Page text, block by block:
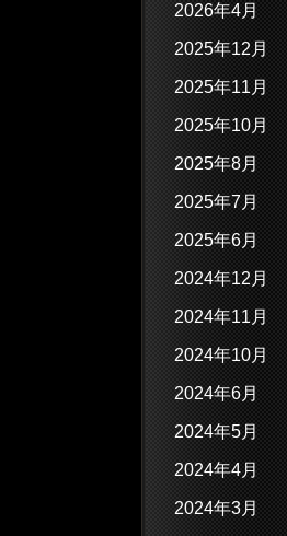
2026年4月
2025年12月
2025年11月
2025年10月
2025年8月
2025年7月
2025年6月
2024年12月
2024年11月
2024年10月
2024年6月
2024年5月
2024年4月
2024年3月